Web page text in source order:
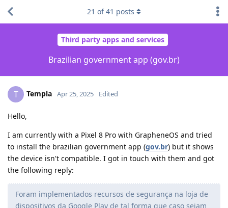
Third party apps and services
Brazilian government app (gov.br)
21 of41 posts
T Templa Apr 25, 2025 Edited
Hello,
I am currently with a Pixel 8 Pro with GrapheneOS and tried
to install the brazilian government app (gov.br) but it shows
the device isn't compatible. I got in touch with them and got
the following reply:
Foram implementados recursos de segurança na loja de
dispositivos da Google Play de tal forma que caso sejam